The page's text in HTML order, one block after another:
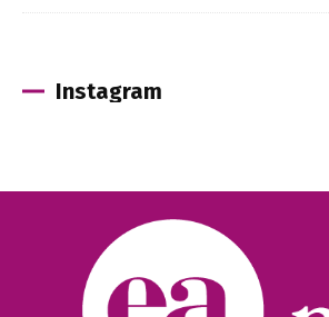
Instagram